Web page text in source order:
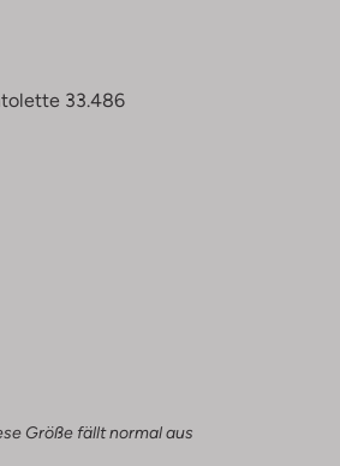
33.486
Größe fällt normal aus